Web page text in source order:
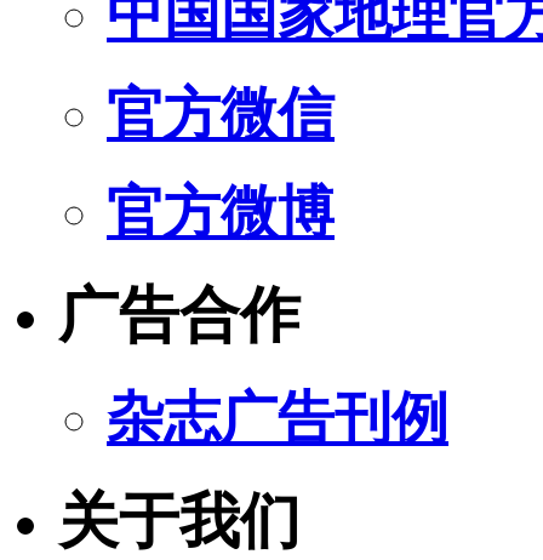
中国国家地理官
官方微信
官方微博
广告合作
杂志广告刊例
关于我们